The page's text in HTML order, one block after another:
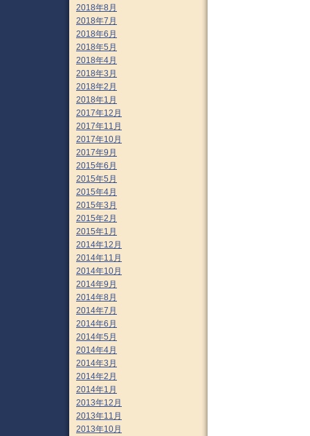
2018年8月
2018年7月
2018年6月
2018年5月
2018年4月
2018年3月
2018年2月
2018年1月
2017年12月
2017年11月
2017年10月
2017年9月
2015年6月
2015年5月
2015年4月
2015年3月
2015年2月
2015年1月
2014年12月
2014年11月
2014年10月
2014年9月
2014年8月
2014年7月
2014年6月
2014年5月
2014年4月
2014年3月
2014年2月
2014年1月
2013年12月
2013年11月
2013年10月